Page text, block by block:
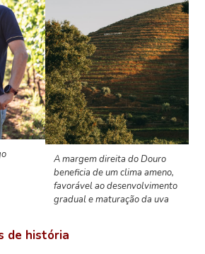
A margem direita do Douro
beneficia de um clima ameno,
favorável ao desenvolvimento
gradual e maturação da uva
de história